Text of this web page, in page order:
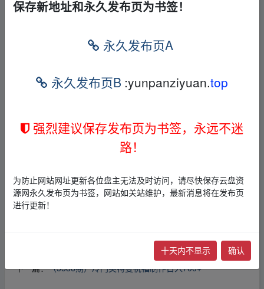
（5584期）短视频精准获客 为企业打造短视频自媒体账号 (精准
本帖含有隐藏内容，请您
回复 后查看
介绍展示帖子，本站不存储任何实质资源数据
。
2，本文内容仅代表作者本人观点，不代表本网站立场，作
所有！其实际管理权为帖子发布者所有，本站无法操作相
关资源。
4，如您认为本站任何介绍帖侵犯了您的合法版权，请点击
版权投诉
（5583期）2023·Facebook广告
下一篇：（5586期）冷门奥特曼祝福制作日入700+
保存新地址和永久发布页为书签！
永久发布页A
永久发布页B :yunpanziyuan.top
强烈建议保存发布页为书签，永远不迷
路！
为防止网站网址更新各位盘主无法及时访问，请尽快保存云盘资
源网永久发布页为书签，网站如关站维护，最新消息将在发布页
进行更新！
十天内不显示 确认